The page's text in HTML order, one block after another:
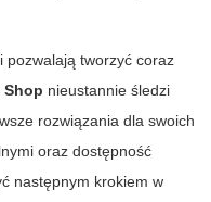
pozwalają tworzyć coraz
Shop nieustannie śledzi
rozwiązania dla swoich
oraz dostępność
następnym krokiem w